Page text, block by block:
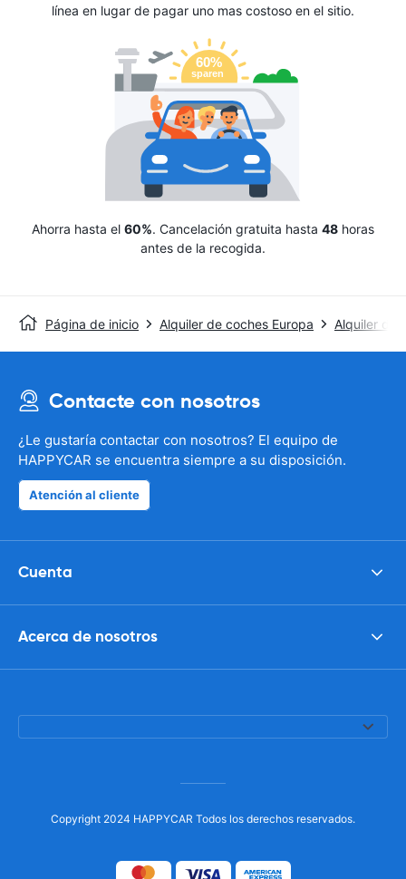
línea en lugar de pagar uno mas costoso en el sitio.
Ahorra hasta el 60%. Cancelación gratuita hasta 48 horas
antes de la recogida.
Página de inicio Alquiler de coches Europa Alquiler de
Contacte con nosotros
¿Le gustaría contactar con nosotros? El equipo de
HAPPYCAR se encuentra siempre a su disposición.
Atención al cliente
Cuenta
Acerca de nosotros
Copyright 2024 HAPPYCAR Todos los derechos reservados.